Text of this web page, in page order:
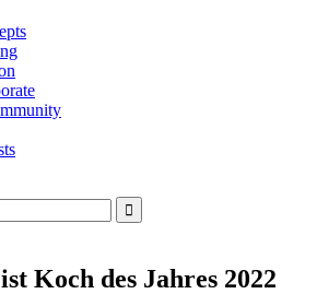

Koch des Jahres 2022